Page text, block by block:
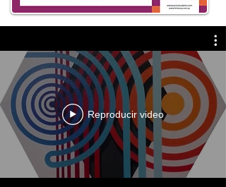
Reproducir video